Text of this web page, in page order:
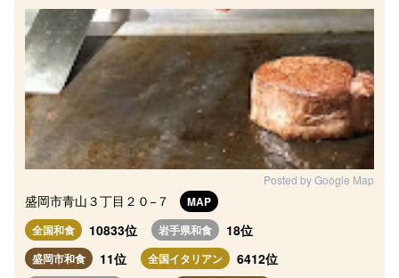
Posted by Google Map
盛岡市青山３丁目２０−７
MAP
全国和食
10833位 岩手県和食 18位
盛岡市和食 11位 全国イタリアン 6412位